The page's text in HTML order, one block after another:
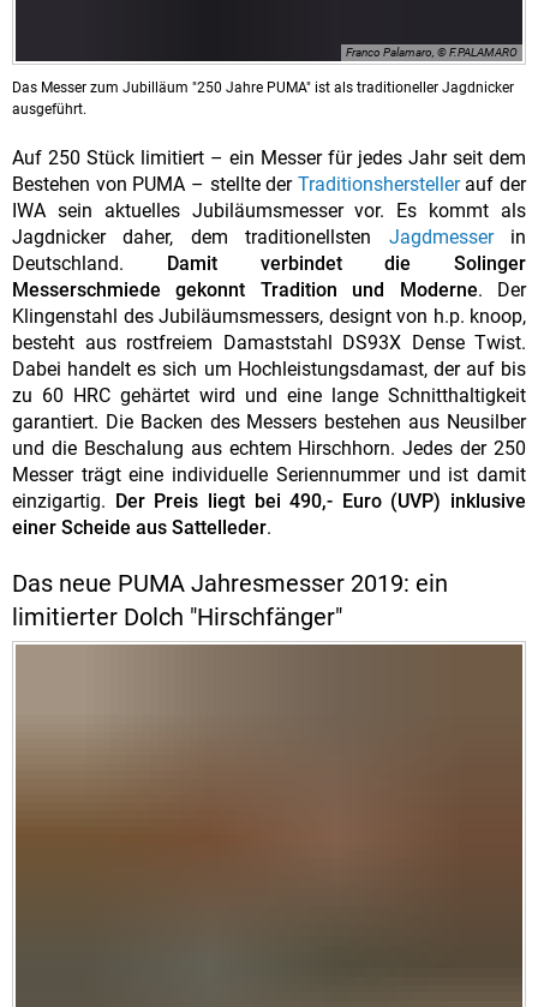
Franco Palamaro, © F.PALAMARO
Das Messer zum Jubilläum "250 Jahre PUMA" ist als traditioneller Jagdnicker
ausgeführt.
Auf 250 Stück limitiert – ein Messer für jedes Jahr seit dem
Bestehen von PUMA – stellte der Traditionsherstellerauf der
IWA sein aktuelles Jubiläumsmesser vor. Es kommt als
Jagdnicker daher, dem traditionellsten Jagdmesserin
Deutschland.
Damit verbindet die Solinger
Messerschmiede gekonnt Tradition und Moderne. Der
Klingenstahl des Jubiläumsmessers, designt von h.p. knoop,
besteht aus rostfreiem Damaststahl DS93X Dense Twist.
Dabei handelt es sich um Hochleistungsdamast, der auf bis
zu 60 HRC gehärtet wird und eine lange Schnitthaltigkeit
garantiert. Die Backen des Messers bestehen aus Neusilber
und die Beschalung aus echtem Hirschhorn. Jedes der 250
Messer trägt eine individuelle Seriennummer und ist damit
einzigartig.
Der Preis liegt bei 490,- Euro (UVP) inklusive
einer Scheide aus Sattelleder.
Das neue PUMA Jahresmesser 2019: ein
limitierter Dolch "Hirschfänger"